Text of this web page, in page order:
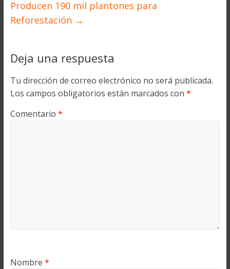
Producen 190 mil plantones para
Reforestación →
Deja una respuesta
Tu dirección de correo electrónico no será publicada.
Los campos obligatorios están marcados con *
Comentario *
Nombre *